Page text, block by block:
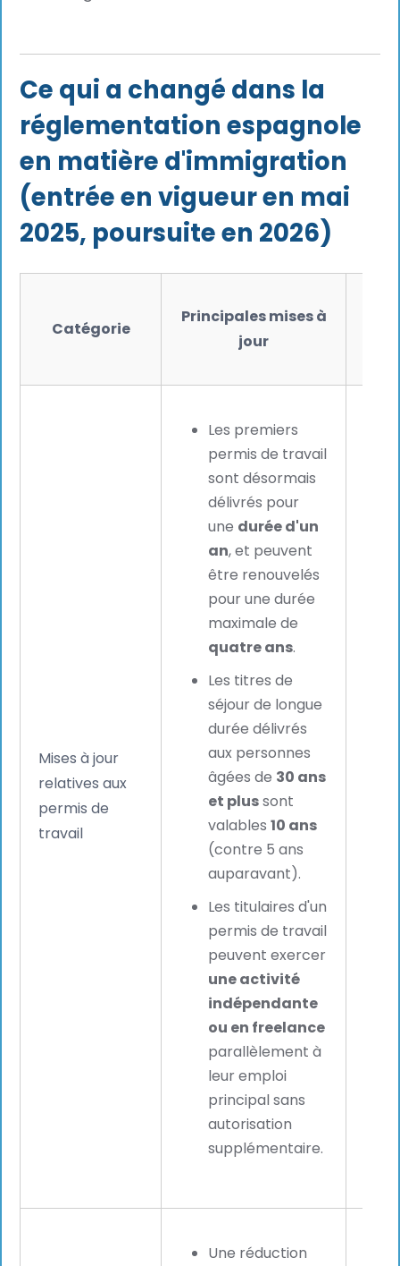
Ce qui a changé dans la
réglementation espagnole
en matière d'immigration
(entrée en vigueur en mai
2025, poursuite en 2026)
Catégorie
Principales mises à
jour
Mises à jour
relatives aux
permis de
travail
Les premiers
permis de travail
sont désormais
délivrés pour
une durée d'un
an, et peuvent
être renouvelés
pour une durée
maximale de
quatre ans.
Les titres de
séjour de longue
durée délivrés
aux personnes
âgées de 30 ans
et plussont
valables10 ans
(contre 5 ans
auparavant).
Les titulaires d'un
permis de travail
peuvent exercer
une activité
indépendante
ou en freelance
parallèlement à
leur emploi
principal sans
autorisation
supplémentaire.
Une réduction